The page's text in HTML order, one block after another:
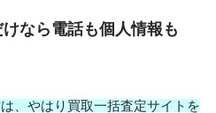
なら電話も個人情報も
、やはり買取一括査定サイトを